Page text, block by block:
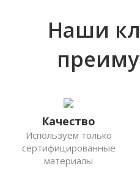
Наши
Качество
Используем только
сертифицированные
материалы